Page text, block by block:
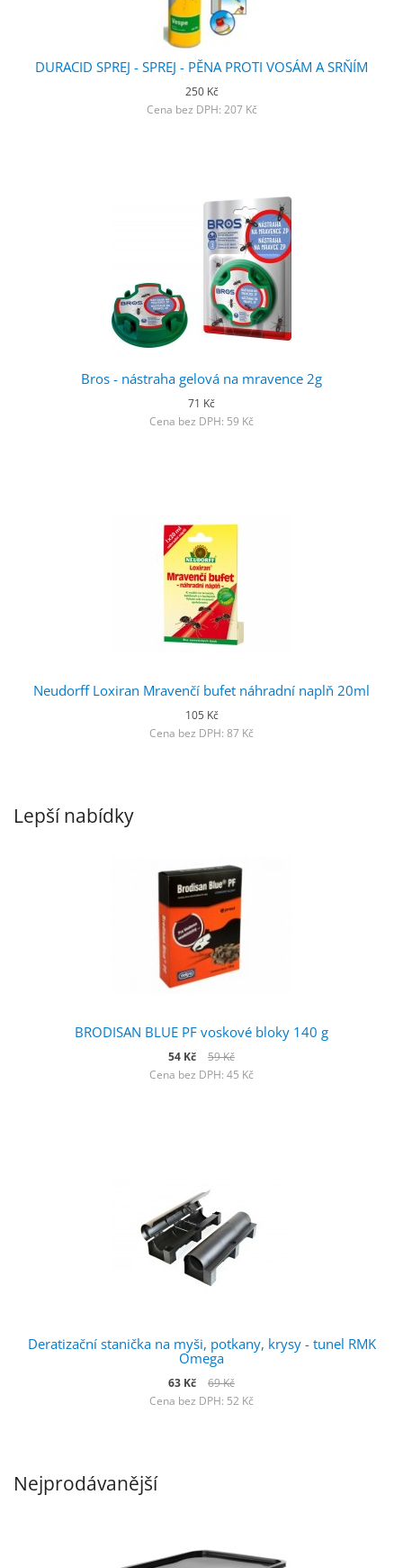
DURACID SPREJ - SPREJ - PĚNA PROTI VOSÁM A SRŇÍM
250 Kč
Cena bez DPH: 207 Kč
Bros - nástraha gelová na mravence 2g
71 Kč
Cena bez DPH: 59 Kč
Neudorff Loxiran Mravenčí bufet náhradní naplň 20ml
105 Kč
Cena bez DPH: 87 Kč
Lepší nabídky
BRODISAN BLUE PF voskové bloky 140 g
54 Kč
59 Kč
Cena bez DPH: 45 Kč
Deratizační stanička na myši, potkany, krysy - tunel RMK
Omega
63 Kč
69 Kč
Cena bez DPH: 52 Kč
Nejprodávanější